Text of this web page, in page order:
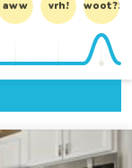
aww vrh! woot?!